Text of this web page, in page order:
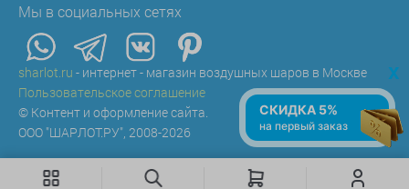
Мы в социальных сетях
sharlot.ru - интернет - магазин воздушных шаров в Москве
Пользовательское соглашение
© Контент и оформление сайта.
ООО "ШАРЛОТ.РУ", 2008-2026
x
СКИДКА 5%
на первый заказ